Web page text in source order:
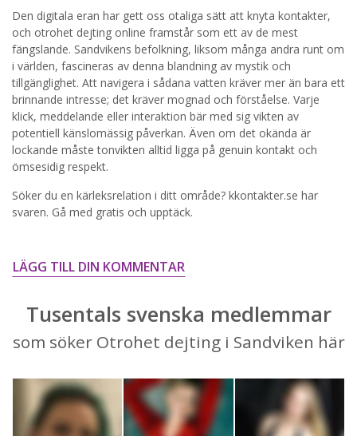
Genom att registrera godkänner jagVillkoren och
Sekretesspolicyn. Jag godkänner att ta emot information och
reklam via e-post från hemsidans operatörer. Jag kan dra
tillbaka godkännande när jag vill.
STARTA NU!
Den digitala eran har gett oss otaliga sätt att knyta kontakter,
och otrohet dejting online framstår som ett av de mest
fängslande. Sandvikens befolkning, liksom många andra runt om
i världen, fascineras av denna blandning av mystik och
tillgänglighet. Att navigera i sådana vatten kräver mer än bara ett
brinnande intresse; det kräver mognad och förståelse. Varje
klick, meddelande eller interaktion bär med sig vikten av
potentiell känslomässig påverkan. Även om det okända är
lockande måste tonvikten alltid ligga på genuin kontakt och
ömsesidig respekt.
Söker du en kärleksrelation i ditt område? kkontakter.se har
svaren. Gå med gratis och upptäck.
LÄGG TILL DIN KOMMENTAR
Tusentals svenska medlemmar
som söker Otrohet dejting i Sandviken här